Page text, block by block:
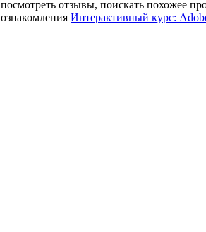
посмотреть отзывы, поискать похожее
ознакомления Интерактивный курс: